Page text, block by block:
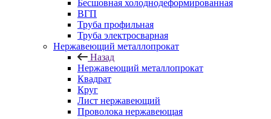
Бесшовная холоднодеформированная
ВГП
Труба профильная
Труба электросварная
Нержавеющий металлопрокат
Назад
Нержавеющий металлопрокат
Квадрат
Круг
Лист нержавеющий
Проволока нержавеющая